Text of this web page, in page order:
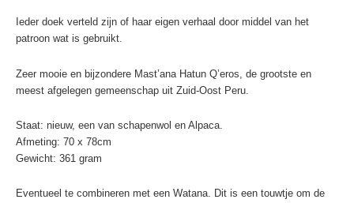
Ieder doek verteld zijn of haar eigen verhaal door middel van het
patroon wat is gebruikt.
Zeer mooie en bijzondere Mast’ana Hatun Q’eros, de grootste en
meest afgelegen gemeenschap uit Zuid-Oost Peru.
Staat: nieuw, een van schapenwol en Alpaca.
Afmeting: 70 x 78cm
Gewicht: 361 gram
Eventueel te combineren met een Watana. Dit is een touwtje om de